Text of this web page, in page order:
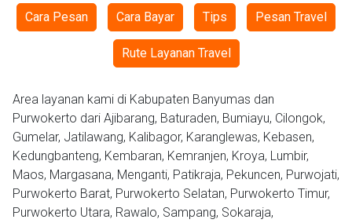
Cara Pesan Cara Bayar Tips Pesan Travel
Rute Layanan Travel
Area layanan kami di Kabupaten Banyumas dan
Purwokerto dari Ajibarang, Baturaden, Bumiayu, Cilongok,
Gumelar, Jatilawang, Kalibagor, Karanglewas, Kebasen,
Kedungbanteng, Kembaran, Kemranjen, Kroya, Lumbir,
Maos, Margasana, Menganti, Patikraja, Pekuncen, Purwojati,
Purwokerto Barat, Purwokerto Selatan, Purwokerto Timur,
Purwokerto Utara, Rawalo, Sampang, Sokaraja,